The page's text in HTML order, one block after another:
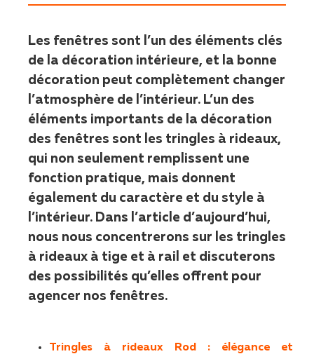
Les fenêtres sont l’un des éléments clés
de la décoration intérieure, et la bonne
décoration peut complètement changer
l’atmosphère de l’intérieur. L’un des
éléments importants de la décoration
des fenêtres sont les tringles à rideaux,
qui non seulement remplissent une
fonction pratique, mais donnent
également du caractère et du style à
l’intérieur. Dans l’article d’aujourd’hui,
nous nous concentrerons sur les tringles
à rideaux à tige et à rail et discuterons
des possibilités qu’elles offrent pour
agencer nos fenêtres.
Tringles à rideaux Rod : élégance et